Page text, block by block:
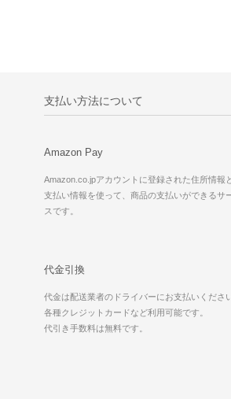
支払い方法について
Amazon Pay
Amazon.co.jpアカウントに登録された住所情報
支払い情報を使って、商品の支払いができるサ
スです。
代金引換
代金は配送業者のドライバーにお支払いください
各種クレジットカードなど利用可能です。
代引き手数料は無料です。